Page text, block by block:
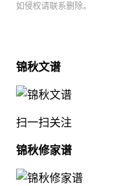
如侵权请联系删除。
锦秋文谱
扫一扫关注
锦秋修家谱